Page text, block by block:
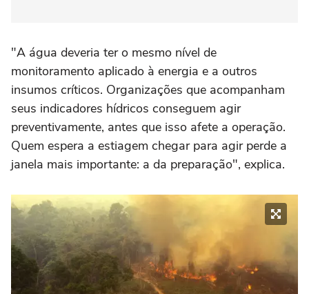
"A água deveria ter o mesmo nível de
monitoramento aplicado à energia e a outros
insumos críticos. Organizações que acompanham
seus indicadores hídricos conseguem agir
preventivamente, antes que isso afete a operação.
Quem espera a estiagem chegar para agir perde a
janela mais importante: a da preparação", explica.